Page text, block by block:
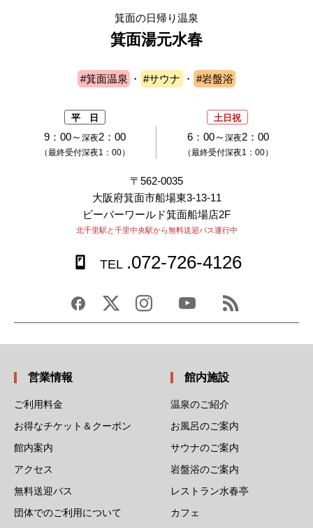
箕面の日帰り温泉
箕面湯元水春
#箕面温泉 ・ #サウナ ・ #岩盤浴
平 日 土日祝
9：00～ 深夜2：00
（最終受付深夜1：00）
6：00～ 深夜2：00
（最終受付深夜1：00）
〒562-0035
大阪府箕面市船場東3-13-11
ビーバーワールド箕面船場店2F
北千里駅と千里中央駅から無料送迎バス運行中
TEL .072-726-4126
営業情報
ご利用料金
お得なチケット＆クーポン
館内案内
アクセス
無料送迎バス
団体でのご利用について
館内施設
温泉のご紹介
お風呂のご案内
サウナのご案内
岩盤浴のご案内
レストラン水春亭
カフェ